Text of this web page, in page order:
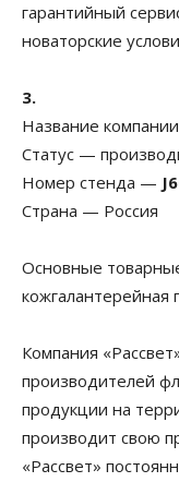
гарантийный
новаторские
3.
Название
Статус —
Номер стенда —
Страна — Россия
Основные
кожгалантерейная
Компания
производителей
продукции на
производит свою
«Рассвет»